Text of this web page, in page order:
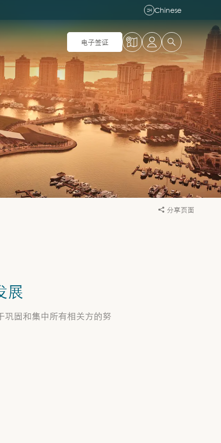
ZH Chinese
电子签证
分享页面
展
固和集中所有相关方的努